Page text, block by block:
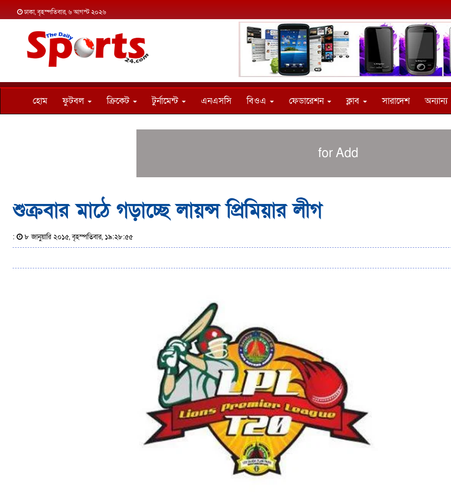
ঢাকা, বৃহস্পতিবার, ৬ আগস্ট ২০২৬
হোম ফুটবল ক্রিকেট টুর্নামেন্ট এনএসসি বিওএ ফেডারেশন ক্লাব সারাদেশ অন্যান্য
for Add
শুক্রবার মাঠে গড়াচ্ছে লায়ন্স প্রিমিয়ার লীগ
: ৮ জানুয়ারি ২০১৫, বৃহস্পতিবার, ১৯:২৮:৫৫